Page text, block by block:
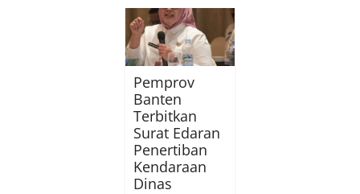
Pemprov
Banten
Terbitkan
Surat Edaran
Penertiban
Kendaraan
Dinas